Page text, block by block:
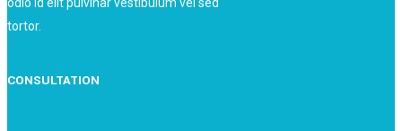
tortor.
CONSULTATION